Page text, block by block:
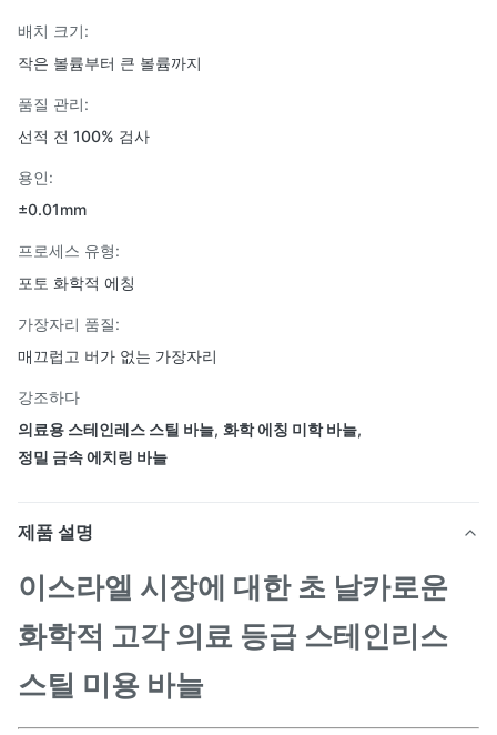
배치 크기:
작은 볼륨부터 큰 볼륨까지
품질 관리:
선적 전 100% 검사
용인:
±0.01mm
프로세스 유형:
포토 화학적 에칭
가장자리 품질:
매끄럽고 버가 없는 가장자리
강조하다
의료용 스테인레스 스틸 바늘, 화학 에칭 미학 바늘,
정밀 금속 에치링 바늘
제품 설명
이스라엘 시장에 대한 초 날카로운
화학적 고각 의료 등급 스테인리스
스틸 미용 바늘